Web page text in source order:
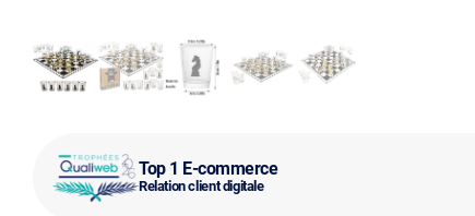
Top 1 E-commerce
Relation client digitale